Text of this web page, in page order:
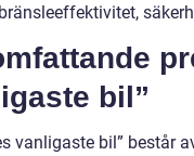
bil”
vanligaste bil” består